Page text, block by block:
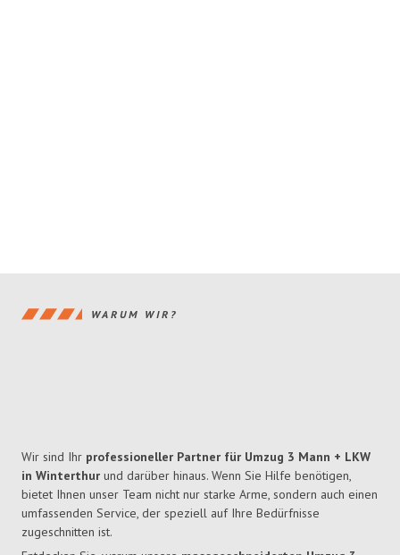
WARUM WIR?
Wir sind Ihr professioneller Partner für Umzug 3 Mann + LKW
in Winterthur und darüber hinaus. Wenn Sie Hilfe benötigen,
bietet Ihnen unser Team nicht nur starke Arme, sondern auch einen
umfassenden Service, der speziell auf Ihre Bedürfnisse
zugeschnitten ist.